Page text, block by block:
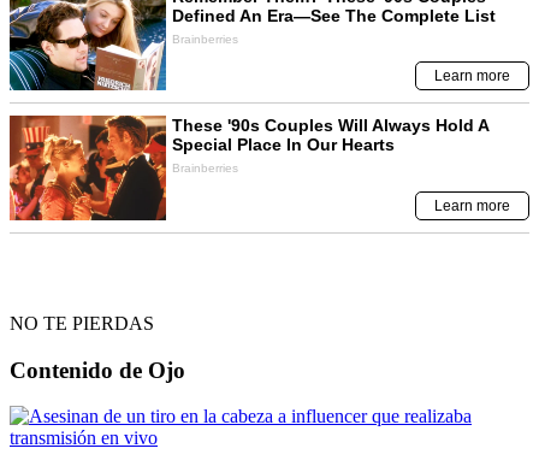
NO TE PIERDAS
Contenido de Ojo